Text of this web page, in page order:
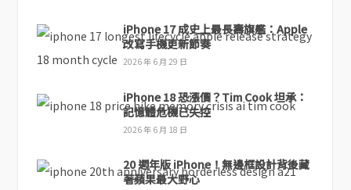
iPhone 17 成史上最長壽旗艦：Apple
改寫手機更新節奏
2026 年 6 月 29 日
iPhone 18 恐漲價？Tim Cook 坦承：
記憶體危機已失控
2026 年 6 月 18 日
20 週年版 iPhone！無邊框設計背後藏
著蘋果最大野心